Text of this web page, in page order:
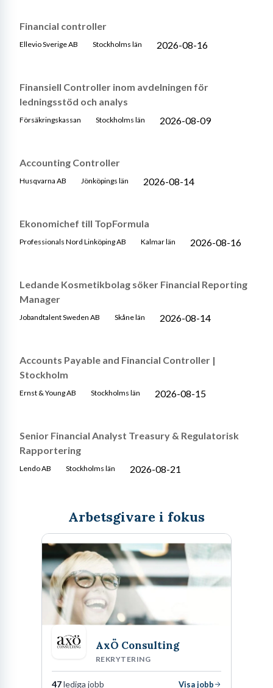
Financial controller
Ellevio Sverige AB Stockholms län 2026-08-16
Finansiell Controller inom avdelningen för
ledningsstöd och analys
Försäkringskassan Stockholms län 2026-08-09
Accounting Controller
Husqvarna AB Jönköpings län 2026-08-14
Ekonomichef till TopFormula
Professionals Nord Linköping AB Kalmar län 2026-08-16
Ledande Kosmetikbolag söker Financial Reporting
Manager
Jobandtalent Sweden AB Skåne län 2026-08-14
Accounts Payable and Financial Controller |
Stockholm
Ernst & Young AB Stockholms län 2026-08-15
Senior Financial Analyst Treasury & Regulatorisk
Rapportering
Lendo AB Stockholms län 2026-08-21
Arbetsgivare i fokus
AxÖ Consulting
REKRYTERING
47lediga jobb Visa jobb